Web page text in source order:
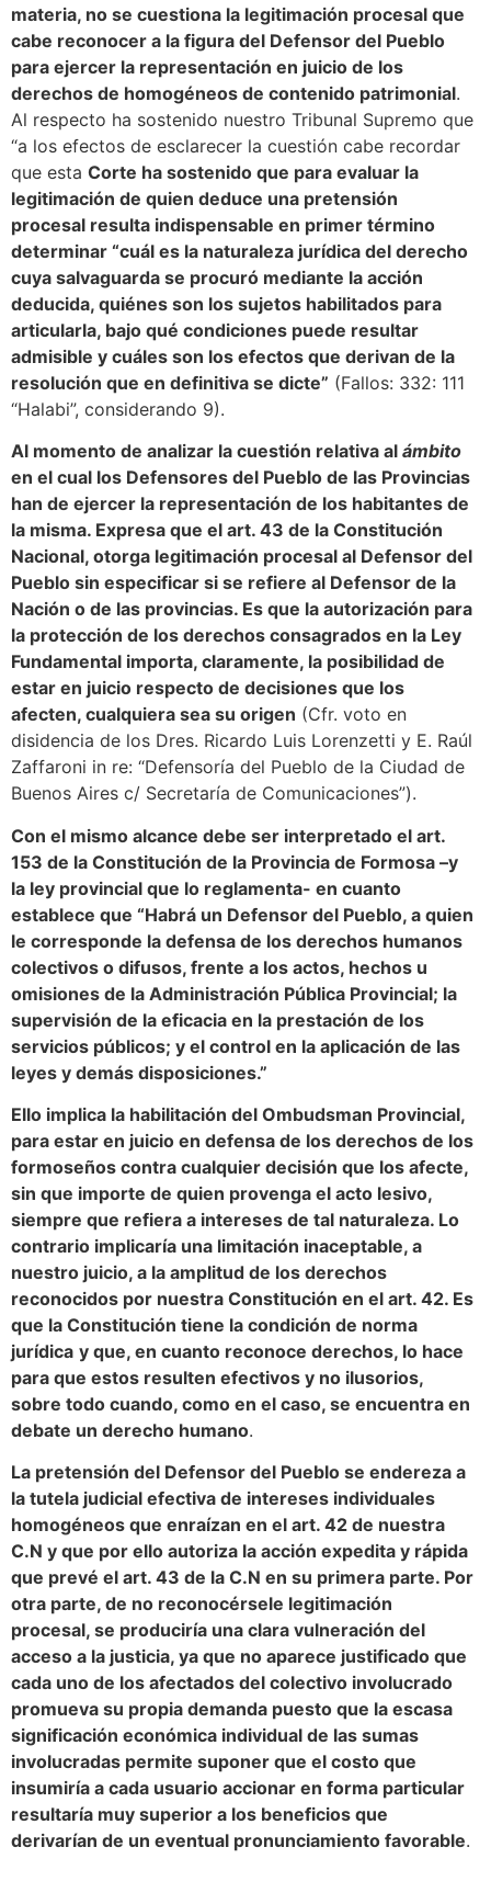
materia, no se cuestiona la legitimación procesal que
cabe reconocer a la figura del Defensor del Pueblo
para ejercer la representación en juicio de los
derechos de homogéneos de contenido patrimonial.
Al respecto ha sostenido nuestro Tribunal Supremo que
“a los efectos de esclarecer la cuestión cabe recordar
que esta Corte ha sostenido que para evaluar la
legitimación de quien deduce una pretensión
procesal resulta indispensable en primer término
determinar “cuál es la naturaleza jurídica del derecho
cuya salvaguarda se procuró mediante la acción
deducida, quiénes son los sujetos habilitados para
articularla, bajo qué condiciones puede resultar
admisible y cuáles son los efectos que derivan de la
resolución que en definitiva se dicte” (Fallos: 332: 111
“Halabi”, considerando 9).
Al momento de analizar la cuestión relativa al ámbito
en el cual los Defensores del Pueblo de las Provincias
han de ejercer la representación de los habitantes de
la misma. Expresa que el art. 43 de la Constitución
Nacional, otorga legitimación procesal al Defensor del
Pueblo sin especificar si se refiere al Defensor de la
Nación o de las provincias. Es que la autorización para
la protección de los derechos consagrados en la Ley
Fundamental importa, claramente, la posibilidad de
estar en juicio respecto de decisiones que los
afecten, cualquiera sea su origen (Cfr. voto en
disidencia de los Dres. Ricardo Luis Lorenzetti y E. Raúl
Zaffaroni in re: “Defensoría del Pueblo de la Ciudad de
Buenos Aires c/ Secretaría de Comunicaciones”).
Con el mismo alcance debe ser interpretado el art.
153 de la Constitución de la Provincia de Formosa –y
la ley provincial que lo reglamenta- en cuanto
establece que “Habrá un Defensor del Pueblo, a quien
le corresponde la defensa de los derechos humanos
colectivos o difusos, frente a los actos, hechos u
omisiones de la Administración Pública Provincial; la
supervisión de la eficacia en la prestación de los
servicios públicos; y el control en la aplicación de las
leyes y demás disposiciones.”
Ello implica la habilitación del Ombudsman Provincial,
para estar en juicio en defensa de los derechos de los
formoseños contra cualquier decisión que los afecte,
sin que importe de quien provenga el acto lesivo,
siempre que refiera a intereses de tal naturaleza. Lo
contrario implicaría una limitación inaceptable, a
nuestro juicio, a la amplitud de los derechos
reconocidos por nuestra Constitución en el art. 42. Es
que la Constitución tiene la condición de norma
jurídica y que, en cuanto reconoce derechos, lo hace
para que estos resulten efectivos y no ilusorios,
sobre todo cuando, como en el caso, se encuentra en
debate un derecho humano.
La pretensión del Defensor del Pueblo se endereza a
la tutela judicial efectiva de intereses individuales
homogéneos que enraízan en el art. 42 de nuestra
C.N y que por ello autoriza la acción expedita y rápida
que prevé el art. 43 de la C.N en su primera parte. Por
otra parte, de no reconocérsele legitimación
procesal, se produciría una clara vulneración del
acceso a la justicia, ya que no aparece justificado que
cada uno de los afectados del colectivo involucrado
promueva su propia demanda puesto que la escasa
significación económica individual de las sumas
involucradas permite suponer que el costo que
insumiría a cada usuario accionar en forma particular
resultaría muy superior a los beneficios que
derivarían de un eventual pronunciamiento favorable.